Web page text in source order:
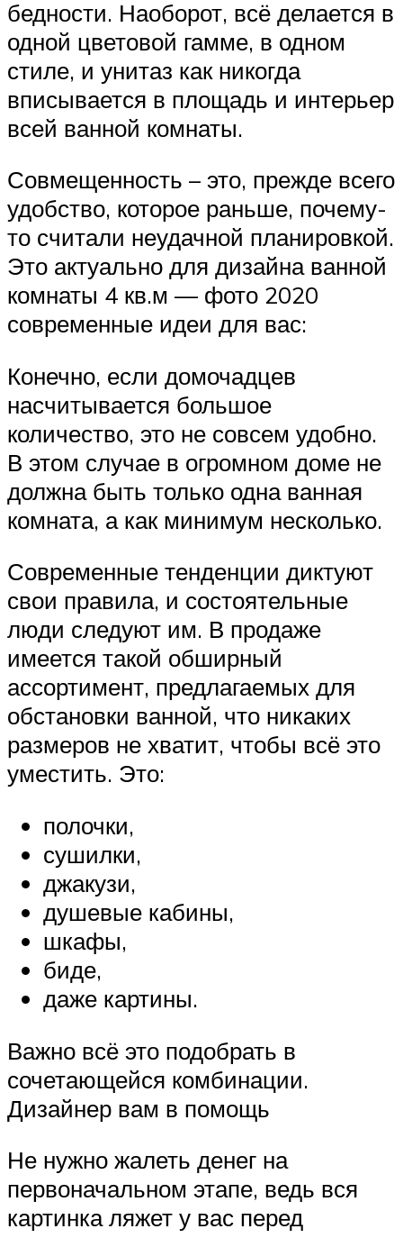
бедности. Наоборот, всё делается в
одной цветовой гамме, в одном
стиле, и унитаз как никогда
вписывается в площадь и интерьер
всей ванной комнаты.
Совмещенность – это, прежде всего
удобство, которое раньше, почему-
то считали неудачной планировкой.
Это актуально для дизайна ванной
комнаты 4 кв.м — фото 2020
современные идеи для вас:
Конечно, если домочадцев
насчитывается большое
количество, это не совсем удобно.
В этом случае в огромном доме не
должна быть только одна ванная
комната, а как минимум несколько.
Современные тенденции диктуют
свои правила, и состоятельные
люди следуют им. В продаже
имеется такой обширный
ассортимент, предлагаемых для
обстановки ванной, что никаких
размеров не хватит, чтобы всё это
уместить. Это:
полочки,
сушилки,
джакузи,
душевые кабины,
шкафы,
биде,
даже картины.
Важно всё это подобрать в
сочетающейся комбинации.
Дизайнер вам в помощь
Не нужно жалеть денег на
первоначальном этапе, ведь вся
картинка ляжет у вас перед